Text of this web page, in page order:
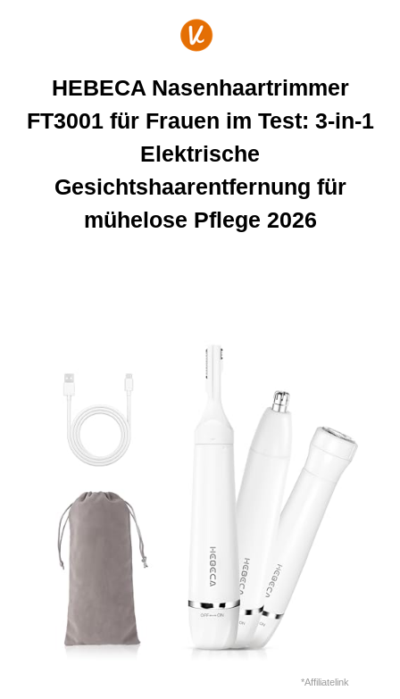
HEBECA Nasenhaartrimmer
FT3001 für Frauen im Test: 3-in-1
Elektrische
Gesichtshaarentfernung für
mühelose Pflege 2026
*Affiliatelink